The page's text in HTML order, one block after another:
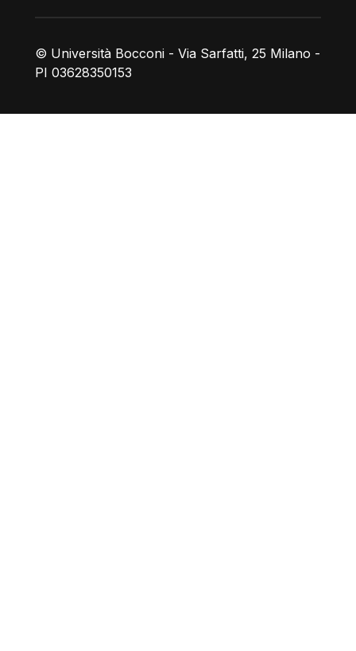
© Università Bocconi - Via Sarfatti, 25 Milano -
PI 03628350153